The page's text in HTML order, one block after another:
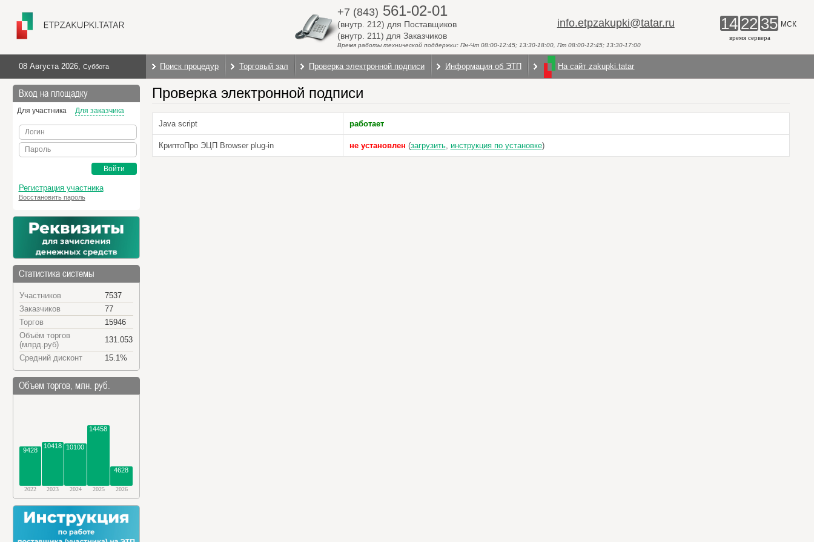
+7 (843) 561-02-01
(внутр. 212) для Поставщиков
(внутр. 211) для Заказчиков
info.etpzakupki@tatar.ru
Время работы технической поддержки: Пн-Чт 08:00-12:45; 13:30-18:00, Пт 08:00-12:45; 13:30-17:00
14 22 35 МСК
время сервера
08 Августа 2026, Суббота Поиск процедур Торговый зал Проверка электронной подписи Информация об ЭТП На сайт zakupki.tatar
Вход на площадку
Для участника Для заказчика
Логин
Пароль
Войти
Регистрация участника
Восстановить пароль
Статистика системы
Участников
7537
Заказчиков
77
Торгов
15946
Объём торгов
(млрд.руб)
131.053
Средний дисконт
15.1%
Объем торгов, млн. руб.
9428
10418 10100
14458
4628
2022 2023 2024 2025 2026
Проверка электронной подписи
Java script работает
КриптоПро ЭЦП Browser plug-in не установлен (загрузить, инструкция по установке)